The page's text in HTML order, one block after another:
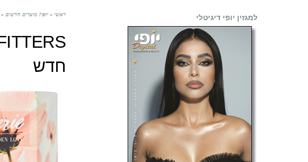
ראשי » יופי! מוצרים חדשים »
חדש
למגזין יופי דיגיטלי